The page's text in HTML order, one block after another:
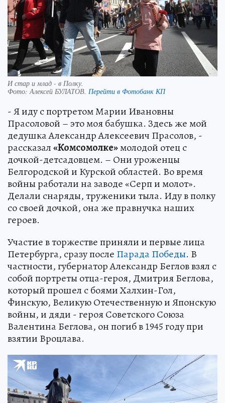
И стар и млад - в Полку.
Фото: Алексей БУЛАТОВ. Перейти в Фотобанк КП
- Я иду с портретом Марии Ивановны
Прасоловой – это моя бабушка. Здесь же мой
дедушка Александр Алексеевич Прасолов, -
рассказал«Комсомолке»молодой отец с
дочкой-детсадовцем. – Они уроженцы
Белгородской и Курской областей. Во время
войны работали на заводе «Серп и молот».
Делали снаряды, труженики тыла. Иду в полку
со своей дочкой, она же правнучка наших
героев.
Участие в торжестве приняли и первые лица
Петербурга, сразу после Парада Победы. В
частности, губернатор Александр Беглов взял с
собой портреты отца-героя, Дмитрия Беглова,
который прошел с боями Халхин-Гол,
Финскую, Великую Отечественную и Японскую
войны, и дяди - героя Советского Союза
Валентина Беглова, он погиб в 1945 году при
взятии Вроцлава.